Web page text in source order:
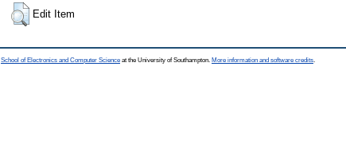
Edit Item
School of Electronics and Computer Science at the University of Southampton. More information and software credits